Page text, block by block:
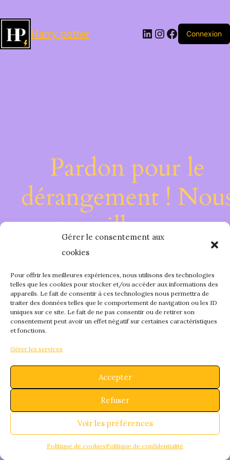
Gérer le consentement aux
cookies
Pour offrir les meilleures expériences, nous utilisons des technologies
telles que les cookies pour stocker et/ou accéder aux informations des
appareils. Le fait de consentir à ces technologies nous permettra de
traiter des données telles que le comportement de navigation ou les ID
uniques sur ce site. Le fait de ne pas consentir ou de retirer son
consentement peut avoir un effet négatif sur certaines caractéristiques
et fonctions.
Gérer les services
Accepter
Refuser
Voir les préférences
Politique de cookiesPolitique de confidentialité
Harry potter LinkedIn
Instagram
Facebook
Connexion
Pardon pour le
dérangement !
travaillons sur
quelque chose de
fantastique –
bientôt !